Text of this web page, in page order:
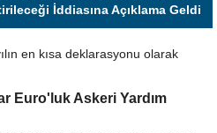
İddiasına Açıklama Geldi
en kısa deklarasyonu olarak
Euro'luk Askeri Yardım